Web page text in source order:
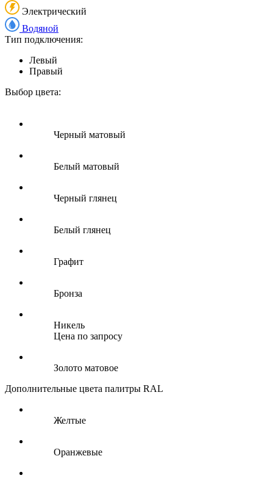
Электрический
Водяной
Тип подключения:
Левый
Правый
Выбор цвета:
Черный матовый
Белый матовый
Черный глянец
Белый глянец
Графит
Бронза
Никель
Цена по запросу
Золото матовое
Дополнительные цвета палитры RAL
Желтые
Оранжевые